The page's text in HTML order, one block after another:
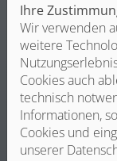
Ihre
Wir verwenden
weitere
Cookies auch
technisch
Informationen,
Cookies und
unserer